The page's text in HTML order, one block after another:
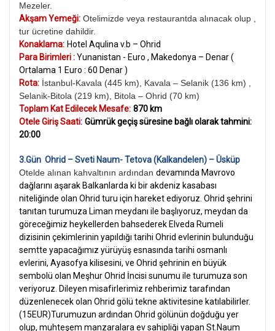
Mezeler.
Akşam Yemeği: Otelimizde veya restaurantda alınacak olup ,
tur ücretine dahildir.
Konaklama: Hotel Aqulina v.b – Ohrid
Para Birimleri :Yunanistan - Euro , Makedonya – Denar (
Ortalama 1 Euro : 60 Denar )
Rota: İstanbul-Kavala (445 km), Kavala – Selanik (136 km) ,
Selanik-Bitola (219 km), Bitola – Ohrid (70 km)
Toplam Kat Edilecek Mesafe: 870 km
Otele Giriş Saati: Gümrük geçiş süresine bağlı olarak tahmini:
20:00
3.Gün Ohrid – Sveti Naum- Tetova (Kalkandelen) – Üsküp
Otelde alınan kahvaltının ardından devamında Mavrovo
dağlarını aşarak Balkanlarda ki bir akdeniz kasabası
niteliğinde olan Ohrid turu için hareket ediyoruz. Ohrid şehrini
tanıtan turumuza Liman meydanı ile başlıyoruz, meydan da
göreceğimiz heykellerden bahsederek Elveda Rumeli
dizisinin çekimlerinin yapıldığı tarihi Ohrid evlerinin bulunduğu
semtte yapacağımız yürüyüş esnasında tarihi osmanlı
evlerini, Ayasofya kilisesini, ve Ohrid şehrinin en büyük
sembolü olan Meşhur Ohrid İncisi sunumu ile turumuza son
veriyoruz. Dileyen misafirlerimiz rehberimiz tarafından
düzenlenecek olan Ohrid gölü tekne aktivitesine katılabilirler.
(15EUR)Turumuzun ardından Ohrid gölünün doğduğu yer
olup, muhteşem manzaralara ev sahipliği yapan St.Naum